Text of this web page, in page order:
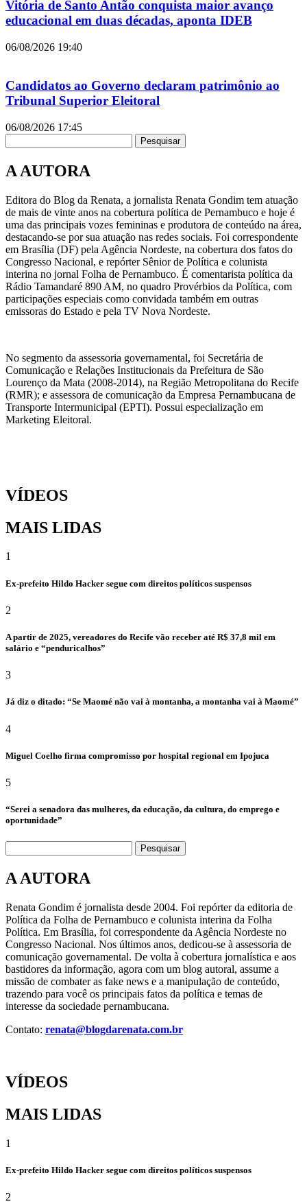
Vitória de Santo Antão conquista maior avanço
educacional em duas décadas, aponta IDEB
06/08/2026 19:40
Candidatos ao Governo declaram patrimônio ao
Tribunal Superior Eleitoral
06/08/2026 17:45
Pesquisar
A AUTORA
Editora do Blog da Renata, a jornalista Renata Gondim tem atuação
de mais de vinte anos na cobertura política de Pernambuco e hoje é
uma das principais vozes femininas e produtora de conteúdo na área,
destacando-se por sua atuação nas redes sociais. Foi correspondente
em Brasília (DF) pela Agência Nordeste, na cobertura dos fatos do
Congresso Nacional, e repórter Sênior de Política e colunista
interina no jornal Folha de Pernambuco. É comentarista política da
Rádio Tamandaré 890 AM, no quadro Provérbios da Política, com
participações especiais como convidada também em outras
emissoras do Estado e pela TV Nova Nordeste.
No segmento da assessoria governamental, foi Secretária de
Comunicação e Relações Institucionais da Prefeitura de São
Lourenço da Mata (2008-2014), na Região Metropolitana do Recife
(RMR); e assessora de comunicação da Empresa Pernambucana de
Transporte Intermunicipal (EPTI). Possui especialização em
Marketing Eleitoral.
VÍDEOS
MAIS LIDAS
1
Ex-prefeito Hildo Hacker segue com direitos políticos suspensos
2
A partir de 2025, vereadores do Recife vão receber até R$ 37,8 mil em
salário e “penduricalhos”
3
Já diz o ditado: “Se Maomé não vai à montanha, a montanha vai à Maomé”
4
Miguel Coelho firma compromisso por hospital regional em Ipojuca
5
“Serei a senadora das mulheres, da educação, da cultura, do emprego e
oportunidade”
Pesquisar
A AUTORA
Renata Gondim é jornalista desde 2004. Foi repórter da editoria de
Política da Folha de Pernambuco e colunista interina da Folha
Política. Em Brasília, foi correspondente da Agência Nordeste no
Congresso Nacional. Nos últimos anos, dedicou-se à assessoria de
comunicação governamental. De volta à cobertura jornalística e aos
bastidores da informação, agora com um blog autoral, assume a
missão de combater as fake news e a manipulação de conteúdo,
trazendo para você os principais fatos da política e temas de
interesse da sociedade pernambucana.
Contato: renata@blogdarenata.com.br
VÍDEOS
MAIS LIDAS
1
Ex-prefeito Hildo Hacker segue com direitos políticos suspensos
2